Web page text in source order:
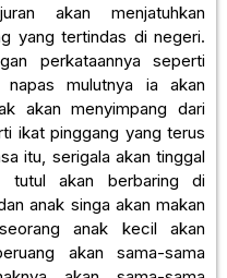
akan menjatuhkan
yang tertindas di negeri.
perkataannya seperti
mulutnya ia akan
akan menyimpang dari
ikat pinggang yang terus
itu, serigala akan tinggal
tutul akan berbaring di
anak singa akan makan
anak kecil akan
akan sama-sama